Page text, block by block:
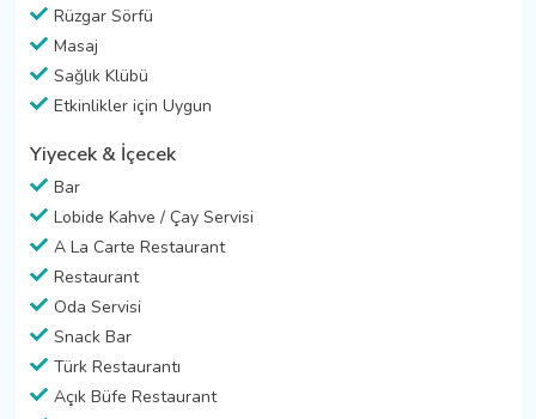
Rüzgar Sörfü
Masaj
Sağlık Klübü
Etkinlikler için Uygun
Yiyecek & İçecek
Bar
Lobide Kahve / Çay Servisi
A La Carte Restaurant
Restaurant
Oda Servisi
Snack Bar
Türk Restaurantı
Açık Büfe Restaurant